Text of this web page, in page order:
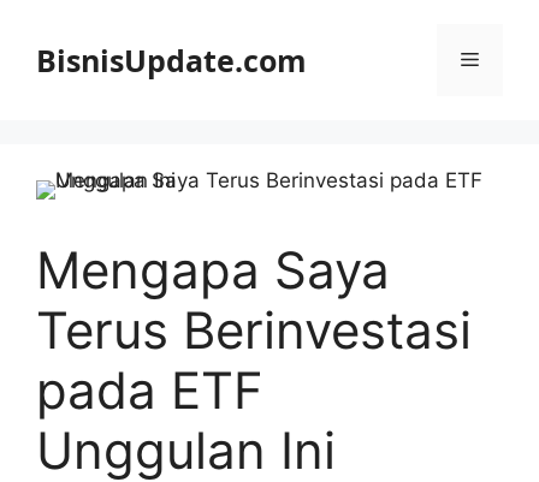
BisnisUpdate.com Menu
Mengapa Saya
Terus Berinvestasi
pada ETF
Unggulan Ini